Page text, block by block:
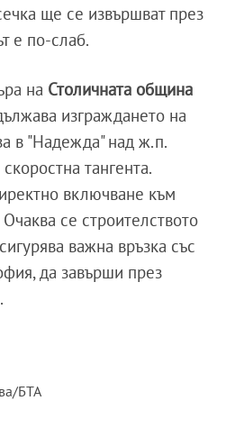
ще се извършват през
е по-слаб.
на Столичната община
изграждането на
в "Надежда" над ж.п.
тангента.
включване към
се строителството
важна връзка със
да завърши през
БТА